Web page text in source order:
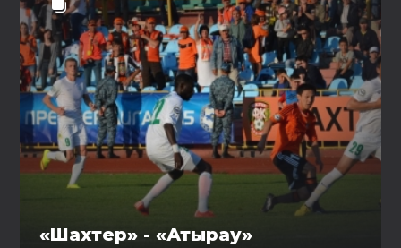
«Шахтер» - «Атырау»